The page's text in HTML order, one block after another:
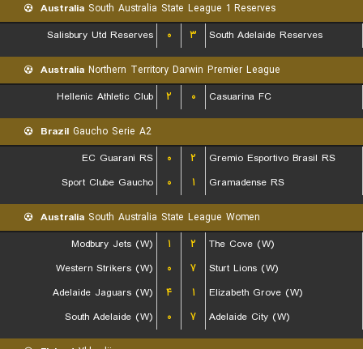
Australia South Australia State League 1 Reserves
Salisbury Utd Reserves
۰ ۳ South Adelaide Reserves
Australia Northern Territory Darwin Premier League
Hellenic Athletic Club
۲ ۰ Casuarina FC
Brazil Gaucho Serie A2
EC Guarani RS
۰ ۲
Gremio Esportivo Brasil RS
Sport Clube Gaucho
۰ ۱ Gramadense RS
Australia South Australia State League Women
Modbury Jets (W)
۱ ۲
The Cove (W)
Western Strikers (W)
۰ ۷
Sturt Lions (W)
Adelaide Jaguars (W)
۴ ۱
Elizabeth Grove (W)
South Adelaide (W)
۰ ۷ Adelaide City (W)